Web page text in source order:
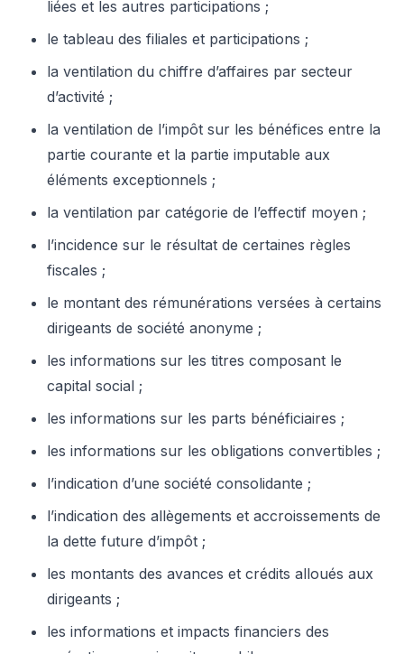
liées et les autres participations ;
le tableau des filiales et participations ;
la ventilation du chiffre d’affaires par secteur
d’activité ;
la ventilation de l’impôt sur les bénéfices entre la
partie courante et la partie imputable aux
éléments exceptionnels ;
la ventilation par catégorie de l’effectif moyen ;
l’incidence sur le résultat de certaines règles
fiscales ;
le montant des rémunérations versées à certains
dirigeants de société anonyme ;
les informations sur les titres composant le
capital social ;
les informations sur les parts bénéficiaires ;
les informations sur les obligations convertibles ;
l’indication d’une société consolidante ;
l’indication des allègements et accroissements de
la dette future d’impôt ;
les montants des avances et crédits alloués aux
dirigeants ;
les informations et impacts financiers des